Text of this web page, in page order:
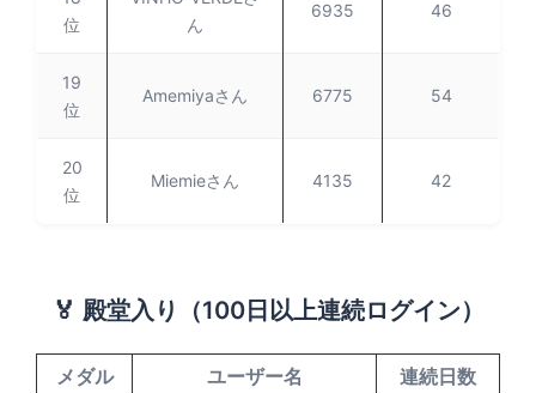
位
ん
6935 46
19
位
Amemiyaさん 6775 54
20
位
Miemieさん 4135 42
🏅 殿堂入り（100日以上連続ログイン）
メダル ユーザー名
連続日数